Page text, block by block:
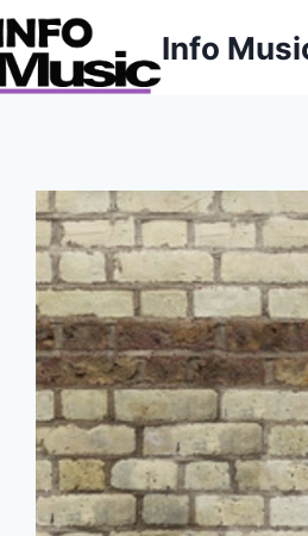
Info